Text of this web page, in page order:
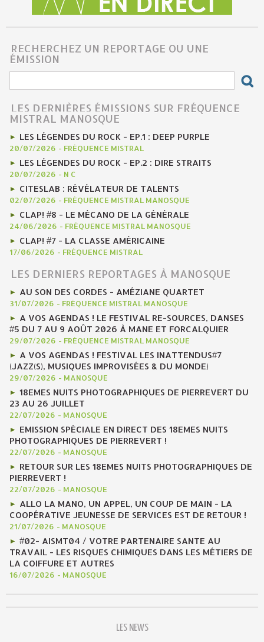
RECHERCHEZ UN REPORTAGE OU UNE
ÉMISSION
LES DERNIÈRES ÉMISSIONS SUR FRÉQUENCE
MISTRAL MANOSQUE
LES LÉGENDES DU ROCK - EP.1 : DEEP PURPLE
20/07/2026 - FRÉQUENCE MISTRAL
LES LÉGENDES DU ROCK - EP.2 : DIRE STRAITS
20/07/2026 - N C
CITESLAB : RÉVÉLATEUR DE TALENTS
02/07/2026 - FRÉQUENCE MISTRAL MANOSQUE
CLAP! #8 - LE MÉCANO DE LA GÉNÉRALE
24/06/2026 - FRÉQUENCE MISTRAL MANOSQUE
CLAP! #7 - LA CLASSE AMÉRICAINE
17/06/2026 - FRÉQUENCE MISTRAL
LES DERNIERS REPORTAGES À MANOSQUE
AU SON DES CORDES - AMÉZIANE QUARTET
31/07/2026 - FRÉQUENCE MISTRAL MANOSQUE
A VOS AGENDAS ! LE FESTIVAL RE-SOURCES, DANSES
#5 DU 7 AU 9 AOÛT 2026 À MANE ET FORCALQUIER
29/07/2026 - FRÉQUENCE MISTRAL MANOSQUE
A VOS AGENDAS ! FESTIVAL LES INATTENDUS#7
(JAZZ(S), MUSIQUES IMPROVISÉES & DU MONDE)
29/07/2026 - MANOSQUE
18EMES NUITS PHOTOGRAPHIQUES DE PIERREVERT DU
23 AU 26 JUILLET
22/07/2026 - MANOSQUE
EMISSION SPÉCIALE EN DIRECT DES 18EMES NUITS
PHOTOGRAPHIQUES DE PIERREVERT !
22/07/2026 - MANOSQUE
RETOUR SUR LES 18EMES NUITS PHOTOGRAPHIQUES DE
PIERREVERT !
22/07/2026 - MANOSQUE
ALLO LA MANO, UN APPEL, UN COUP DE MAIN - LA
COOPÉRATIVE JEUNESSE DE SERVICES EST DE RETOUR !
21/07/2026 - MANOSQUE
#02- AISMT04 / VOTRE PARTENAIRE SANTE AU
TRAVAIL - LES RISQUES CHIMIQUES DANS LES MÉTIERS DE
LA COIFFURE ET AUTRES
16/07/2026 - MANOSQUE
LES NEWS